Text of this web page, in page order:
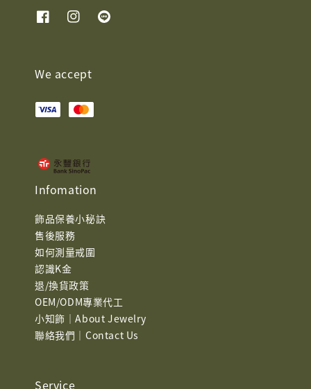
We accept
Infomation
飾品保養小秘訣
售後服務
如何測量戒圍
認識K金
退/換貨政策
OEM/ODM專業代工
小知飾｜About Jewelry
聯絡我們｜Contact Us
Service